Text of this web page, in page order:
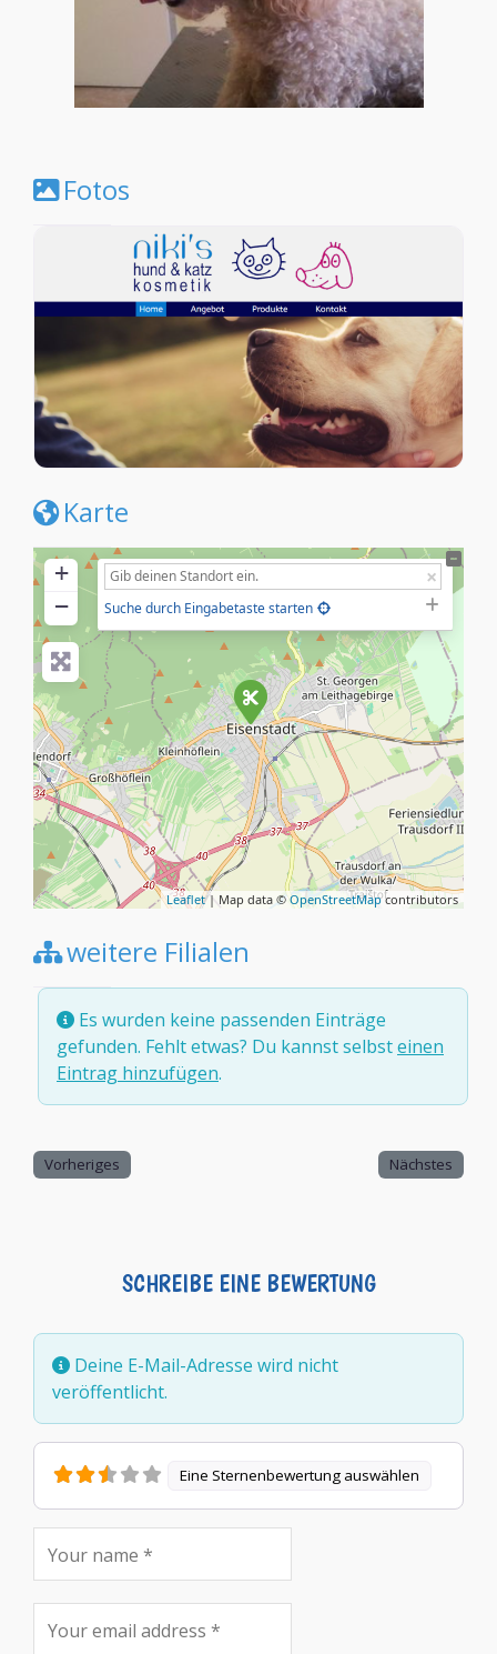
Fotos
Karte
+
−
Suche durch Eingabetaste starten
Leaflet| Map data ©OpenStreetMapcontributors
weitere Filialen
Es wurden keine passenden Einträge
gefunden. Fehlt etwas? Du kannst selbsteinen
Eintrag hinzufügen.
Vorheriges Nächstes
SCHREIBE EINE BEWERTUNG
Deine E-Mail-Adresse wird nicht
veröffentlicht.
Eine Sternenbewertung auswählen